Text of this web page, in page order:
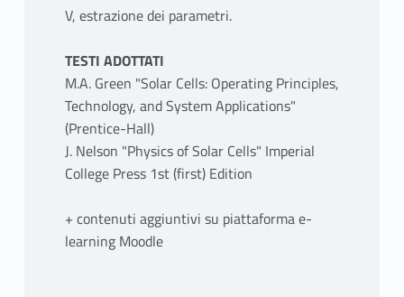
V, estrazione dei parametri.
TESTI ADOTTATI
M.A. Green "Solar Cells: Operating Principles,
Technology, and System Applications"
(Prentice-Hall)
J. Nelson "Physics of Solar Cells" Imperial
College Press 1st (first) Edition
+ contenuti aggiuntivi su piattaforma e-
learning Moodle